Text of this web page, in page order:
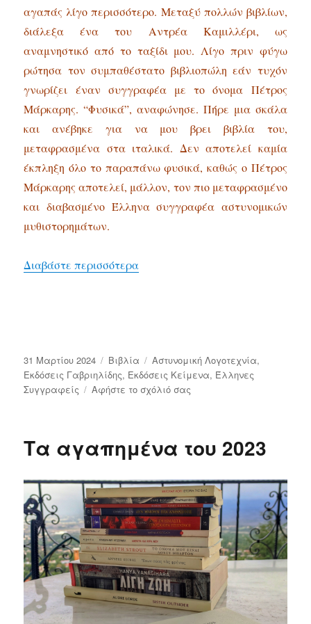
αγαπάς λίγο περισσότερο. Μεταξύ πολλών βιβλίων,
διάλεξα ένα του Αντρέα Καμιλλέρι, ως
αναμνηστικό από το ταξίδι μου. Λίγο πριν φύγω
ρώτησα τον συμπαθέστατο βιβλιοπώλη εάν τυχόν
γνωρίζει έναν συγγραφέα με το όνομα Πέτρος
Μάρκαρης. “Φυσικά”, αναφώνησε. Πήρε μια σκάλα
και ανέβηκε για να μου βρει βιβλία του,
μεταφρασμένα στα ιταλικά. Δεν αποτελεί καμία
έκπληξη όλο το παραπάνω φυσικά, καθώς ο Πέτρος
Μάρκαρης αποτελεί, μάλλον, τον πιο μεταφρασμένο
και διαβασμένο Έλληνα συγγραφέα αστυνομικών
μυθιστορημάτων.
Διαβάστε περισσότερα
Δημοσιεύτηκε
την
31 Μαρτίου 2024 Κατηγορίες
Bιβλία Ετικέτες
Αστυνομική Λογοτεχνία,
Εκδόσεις Γαβριηλίδης, Εκδόσεις Κείμενα, Έλληνες
Συγγραφείς
Αφήστε το σχόλιό σας
Πέτρος
Τα αγαπημένα του 2023